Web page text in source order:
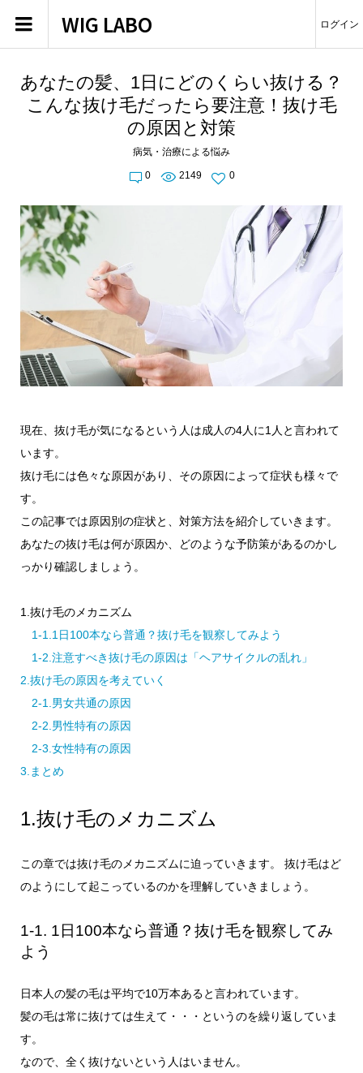
WIG LABO ログイン
あなたの髪、1日にどのくらい抜ける？
こんな抜け毛だったら要注意！抜け毛
の原因と対策
病気・治療による悩み
0 2149 0
現在、抜け毛が気になるという人は成人の4人に1人と言われて
います。
抜け毛には色々な原因があり、その原因によって症状も様々で
す。
この記事では原因別の症状と、対策方法を紹介していきます。
あなたの抜け毛は何が原因か、どのような予防策があるのかし
っかり確認しましょう。
1.抜け毛のメカニズム
1-1.1日100本なら普通？抜け毛を観察してみよう
1-2.注意すべき抜け毛の原因は「ヘアサイクルの乱れ」
2.抜け毛の原因を考えていく
2-1.男女共通の原因
2-2.男性特有の原因
2-3.女性特有の原因
3.まとめ
1.抜け毛のメカニズム
この章では抜け毛のメカニズムに迫っていきます。 抜け毛はど
のようにして起こっているのかを理解していきましょう。
1-1. 1日100本なら普通？抜け毛を観察してみ
よう
日本人の髪の毛は平均で10万本あると言われています。
髪の毛は常に抜けては生えて・・・というのを繰り返していま
す。
なので、全く抜けないという人はいません。